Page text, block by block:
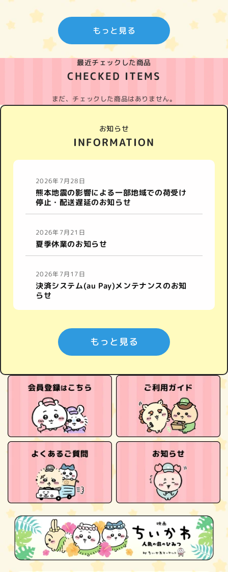
もっと見る
最近チェックした商品
CHECKED ITEMS
まだ、チェックした商品はありません。
お知らせ
INFORMATION
熊本地震の影響による一部地域での荷受け
停止・配送遅延のお知らせ
2026年7月28日
夏季休業のお知らせ
2026年7月21日
決済システム(au Pay)メンテナンスのお知
らせ
2026年7月17日
もっと見る